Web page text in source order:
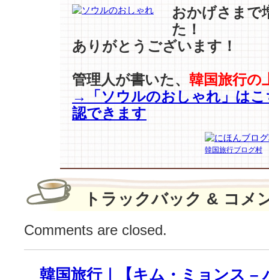
ジ
ュ
ン
ミ
–
ミ
ン
etc】
@
ン
ベ
おかげさまで
た！
ありがとうございます！
管理人が書いた、 韓国旅行の
→「ソウルのおしゃれ」はこ
認できます
韓国旅行ブログ村
トラックバック & コメ
Comments are closed.
韓国旅行｜【キム・ミョンス –